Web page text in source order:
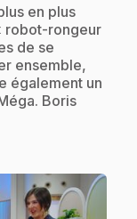
en plus
robot-rongeur
de se
ensemble,
également un
Boris